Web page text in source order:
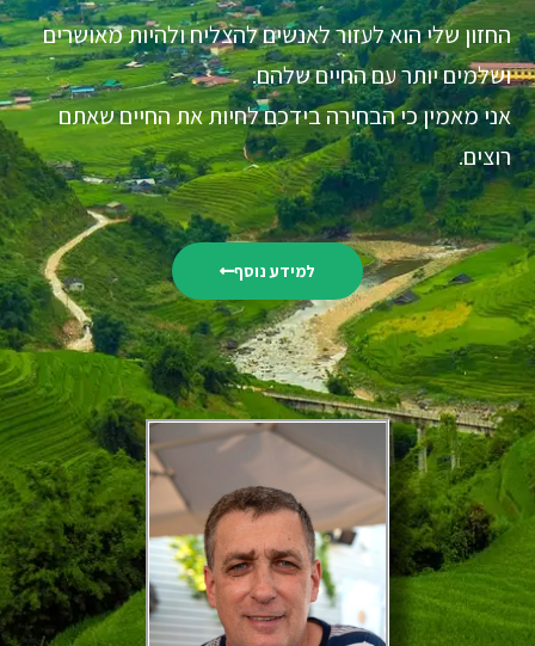
החזון שלי הוא לעזור לאנשים להצליח ולהיות מאושרים
ושלמים יותר עם החיים שלהם.
אני מאמין כי הבחירה בידכם לחיות את החיים שאתם
רוצים.
למידע נוסף